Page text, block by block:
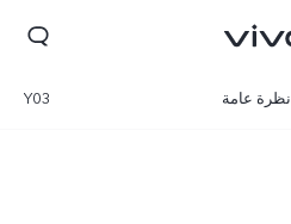
Y03 نظرة عامة